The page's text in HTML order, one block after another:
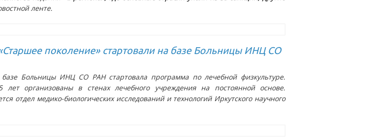
ленте.
поколение» стартовали на базе Больницы ИНЦ СО
Больницы ИНЦ СО РАН стартовала программа по лечебной физкультуре.
организованы в стенах лечебного учреждения на постоянной основе.
отдел медико-биологических исследований и технологий Иркутского научного